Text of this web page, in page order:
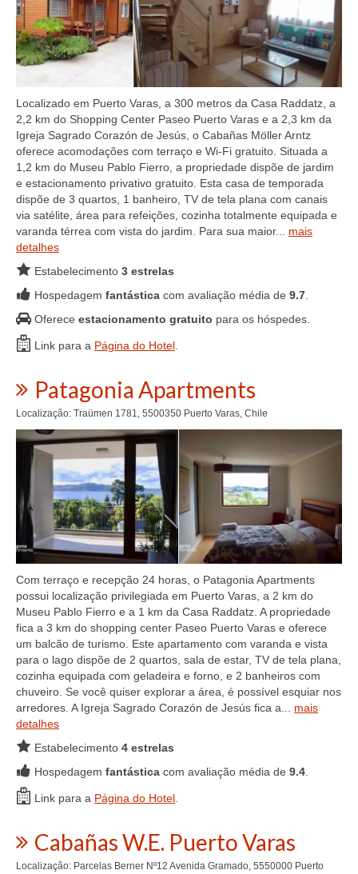
Localizado em Puerto Varas, a 300 metros da Casa Raddatz, a
2,2 km do Shopping Center Paseo Puerto Varas e a 2,3 km da
Igreja Sagrado Corazón de Jesús, o Cabañas Möller Arntz
oferece acomodações com terraço e Wi-Fi gratuito. Situada a
1,2 km do Museu Pablo Fierro, a propriedade dispõe de jardim
e estacionamento privativo gratuito. Esta casa de temporada
dispõe de 3 quartos, 1 banheiro, TV de tela plana com canais
via satélite, área para refeições, cozinha totalmente equipada e
varanda térrea com vista do jardim. Para sua maior... mais
detalhes
Estabelecimento 3 estrelas
Hospedagem fantástica com avaliação média de 9.7
Oferece estacionamento gratuito para os hóspedes.
Link para a Página do Hotel
Patagonia Apartments
Localização: Traümen 1781, 5500350 Puerto Varas, Chile
Com terraço e recepção 24 horas, o Patagonia Apartments
possui localização privilegiada em Puerto Varas, a 2 km do
Museu Pablo Fierro e a 1 km da Casa Raddatz. A propriedade
fica a 3 km do shopping center Paseo Puerto Varas e oferece
um balcão de turismo. Este apartamento com varanda e vista
para o lago dispõe de 2 quartos, sala de estar, TV de tela plana,
cozinha equipada com geladeira e forno, e 2 banheiros com
chuveiro. Se você quiser explorar a área, é possível esquiar nos
arredores. A Igreja Sagrado Corazón de Jesús fica a... mais
detalhes
Estabelecimento 4 estrelas
Hospedagem fantástica com avaliação média de 9.4.
Link para a Página do Hotel.
Cabañas W.E. Puerto Varas
Localização: Parcelas Berner Nº12 Avenida Gramado, 5550000 Puerto